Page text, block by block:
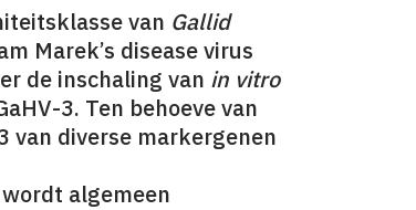
van Gallid
Marek’s disease virus
de inschaling van in vitro
3. Ten behoeve van
van diverse markergenen
algemeen